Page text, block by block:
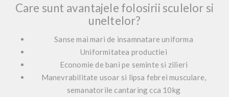
Care sunt avantajele folosirii sculelor si
uneltelor?
Sanse mai mari de insamnatare uniforma
Uniformitatea productiei
Economie de bani pe seminte si zilieri
Manevrabilitate usoar si lipsa febrei musculare,
semanatorile cantaring cca 10kg